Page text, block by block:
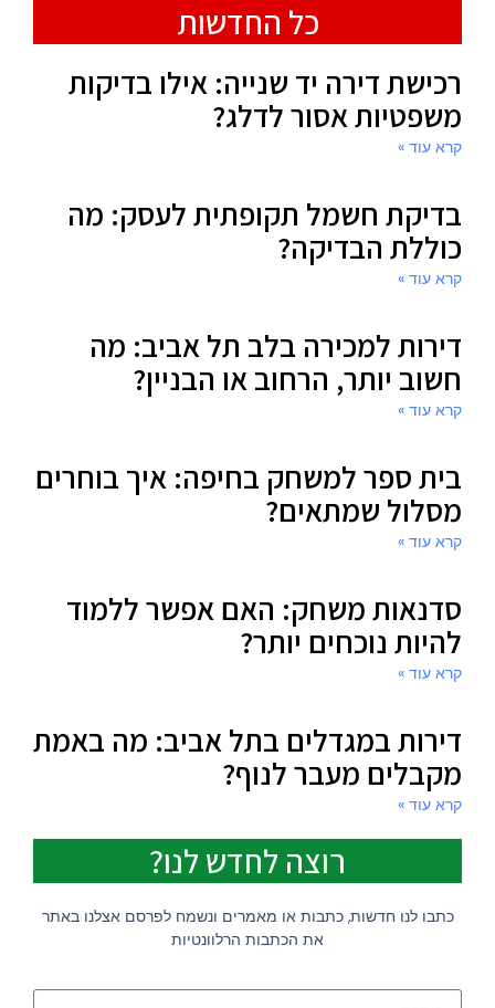
כל החדשות
רכישת דירה יד שנייה: אילו בדיקות
משפטיות אסור לדלג?
קרא עוד »
בדיקת חשמל תקופתית לעסק: מה
כוללת הבדיקה?
קרא עוד »
דירות למכירה בלב תל אביב: מה
חשוב יותר, הרחוב או הבניין?
קרא עוד »
בית ספר למשחק בחיפה: איך בוחרים
מסלול שמתאים?
קרא עוד »
סדנאות משחק: האם אפשר ללמוד
להיות נוכחים יותר?
קרא עוד »
דירות במגדלים בתל אביב: מה באמת
מקבלים מעבר לנוף?
קרא עוד »
רוצה לחדש לנו?
כתבו לנו חדשות, כתבות או מאמרים ונשמח לפרסם אצלנו באתר
את הכתבות הרלוונטיות